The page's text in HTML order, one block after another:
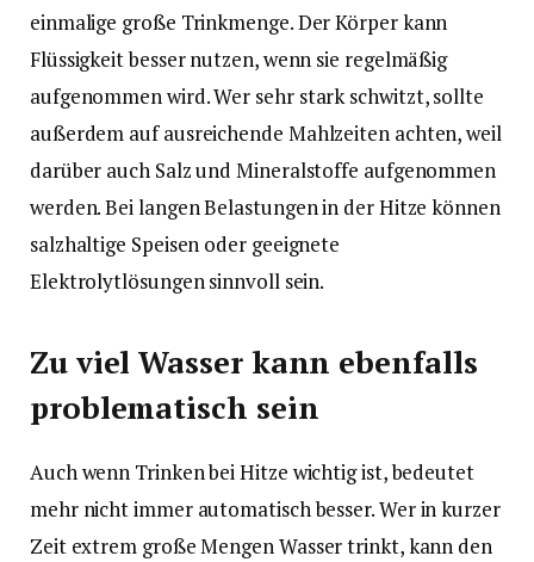
einmalige große Trinkmenge. Der Körper kann
Flüssigkeit besser nutzen, wenn sie regelmäßig
aufgenommen wird. Wer sehr stark schwitzt, sollte
außerdem auf ausreichende Mahlzeiten achten, weil
darüber auch Salz und Mineralstoffe aufgenommen
werden. Bei langen Belastungen in der Hitze können
salzhaltige Speisen oder geeignete
Elektrolytlösungen sinnvoll sein.
Zu viel Wasser kann ebenfalls
problematisch sein
Auch wenn Trinken bei Hitze wichtig ist, bedeutet
mehr nicht immer automatisch besser. Wer in kurzer
Zeit extrem große Mengen Wasser trinkt, kann den